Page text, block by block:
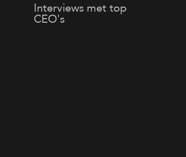
Interviews met top
CEO's